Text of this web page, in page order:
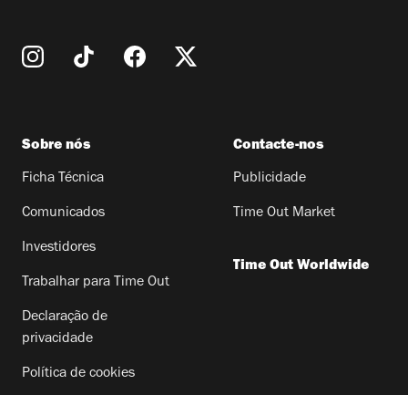
Sobre nós
Ficha Técnica
Comunicados
Investidores
Trabalhar para Time Out
Declaração de
privacidade
Política de cookies
Contacte-nos
Publicidade
Time Out Market
Time Out Worldwide